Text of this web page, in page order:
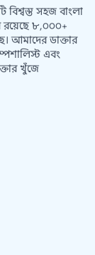
বিশ্বস্ত সহজ বাংলা
রয়েছে ৮,০০০+
আমাদের ডাক্তার
এবং
খুঁজে